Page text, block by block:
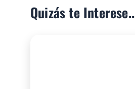
Quizás te Interese..